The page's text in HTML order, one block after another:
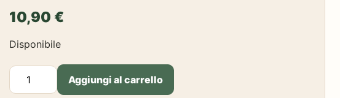
10,90 €
Disponibile
Bunny
-
Aggiungi al carrello